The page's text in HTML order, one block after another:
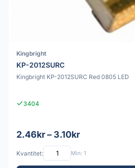
Kingbright
KP-2012SURC
Kingbright KP-2012SURC Red 0805 LED
3404
2.46kr – 3.10kr
Kvantitet: Min: 1